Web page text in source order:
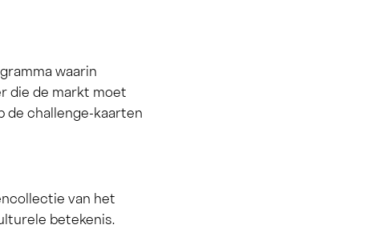
waarin
die de markt moet
de challenge-kaarten
van het
betekenis.